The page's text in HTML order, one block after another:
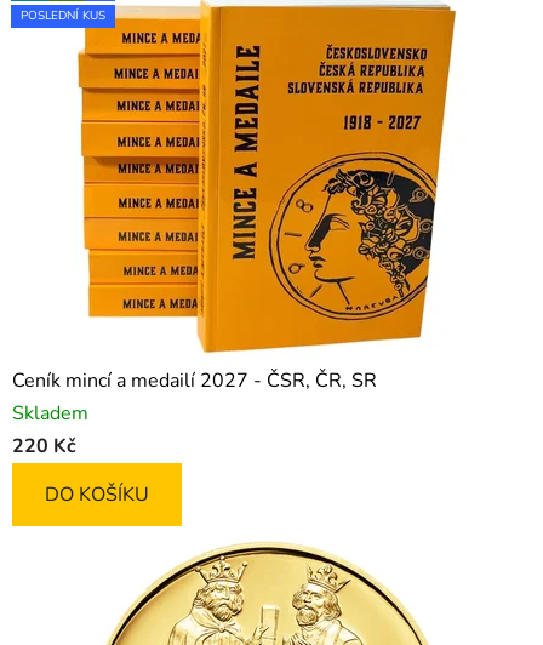
Ceník mincí a medailí 2027 - ČSR, ČR, SR
Skladem
220 Kč
DO KOŠÍKU
POSLEDNÍ KUS
POSLEDNÍ KUS
POSLEDNÍ KUS
POSLEDNÍ KUS
POSLEDNÍ KUS
POSLEDNÍ KUS